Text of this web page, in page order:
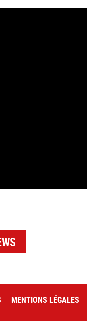
MENTIONS LÉGALES